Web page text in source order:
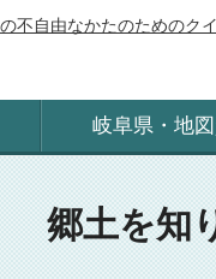
不自由なかたのためのク
岐阜県・地
郷土を知